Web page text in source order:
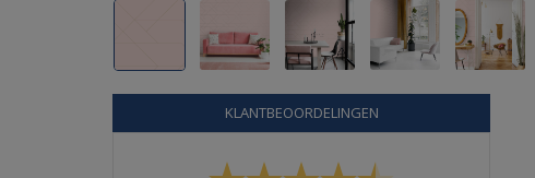
KLANTBEOORDELINGEN